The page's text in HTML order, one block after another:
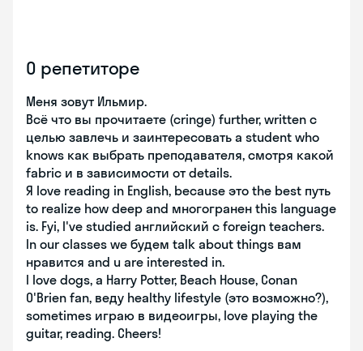
О репетиторе
Меня зовут Ильмир.
Всё что вы прочитаете (cringe) further, written с
целью завлечь и заинтересовать a student who
knows как выбрать преподавателя, смотря какой
fabric и в зависимости от details.
Я love reading in English, because это the best путь
to realize how deep and многогранен this language
is. Fyi, I've studied английский с foreign teachers.
In our classes we будем talk about things вам
нравится and u are interested in.
I love dogs, a Harry Potter, Beach House, Conan
O'Brien fan, веду healthy lifestyle (это возможно?),
sometimes играю в видеоигры, love playing the
guitar, reading. Cheers!